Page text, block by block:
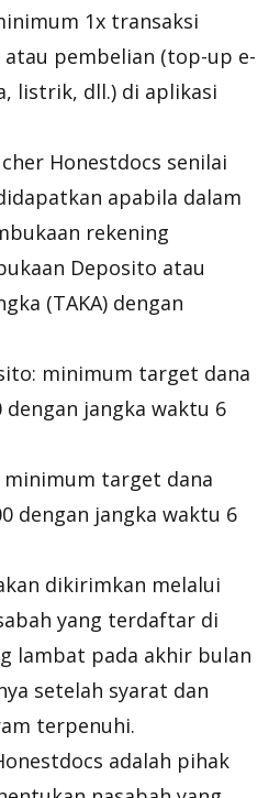
1x transaksi
atau pembelian (top-up e-
listrik, dll.) di aplikasi
Honestdocs senilai
apabila dalam
rekening
Deposito atau
(TAKA) dengan
minimum target dana
dengan jangka waktu 6
minimum target dana
dengan jangka waktu 6
dikirimkan melalui
yang terdaftar di
lambat pada akhir bulan
setelah syarat dan
terpenuhi.
adalah pihak